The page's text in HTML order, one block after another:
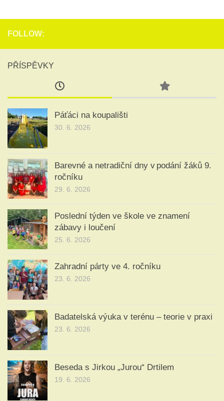
FOLLOW:
PŘÍSPĚVKY
Páťáci na koupališti
30. 6. 2026
Barevné a netradiční dny v podání žáků 9.
ročníku
29. 6. 2026
Poslední týden ve škole ve znamení
zábavy i loučení
25. 6. 2026
Zahradní párty ve 4. ročníku
23. 6. 2026
Badatelská výuka v terénu – teorie v praxi
23. 6. 2026
Beseda s Jirkou „Jurou“ Drtilem
19. 6. 2026